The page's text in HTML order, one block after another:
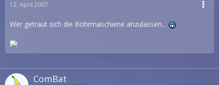
12. April 2007
Wer getraut sich die Bohrmaschiene anzulassen...
ComBat